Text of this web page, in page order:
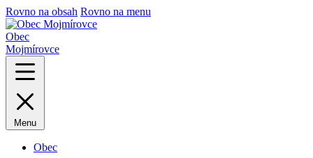
Rovno na obsah Rovno na menu
Obec
Mojmírovce
Menu
Obec